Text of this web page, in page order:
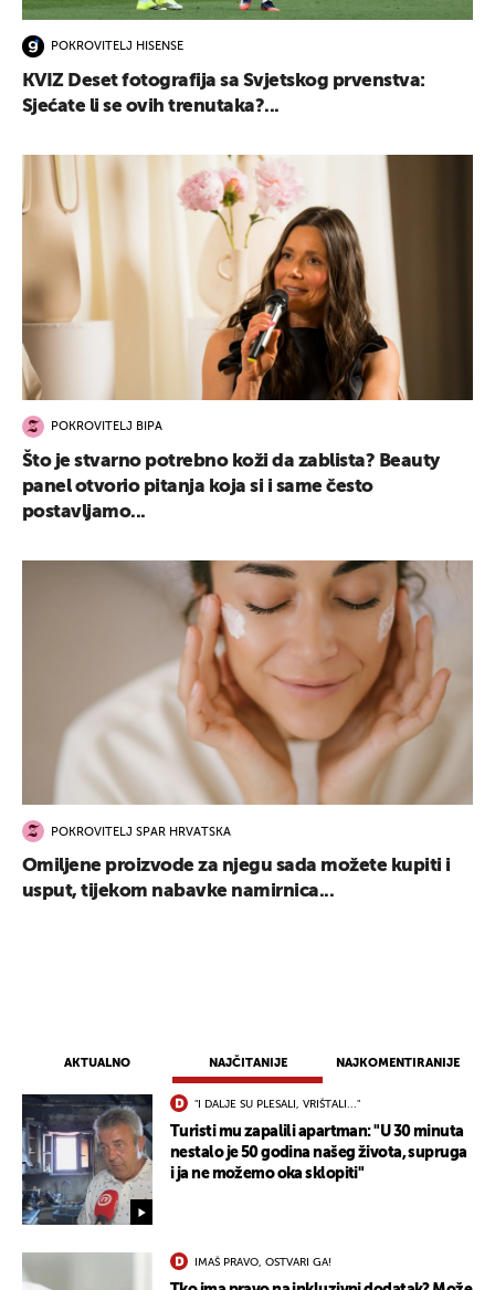
AKTUALNO NAJČITANIJE NAJKOMENTIRANIJE
"I DALJE SU PLESALI, VRIŠTALI..."
Turisti mu zapalili apartman: "U 30 minuta
nestalo je 50 godina našeg života, supruga
i ja ne možemo oka sklopiti"
IMAŠ PRAVO, OSTVARI GA!
POKROVITELJ HISENSE
KVIZ Deset fotografija sa Svjetskog prvenstva:
Sjećate li se ovih trenutaka?...
POKROVITELJ BIPA
Što je stvarno potrebno koži da zablista? Beauty
panel otvorio pitanja koja si i same često
postavljamo...
POKROVITELJ SPAR HRVATSKA
Omiljene proizvode za njegu sada možete kupiti i
usput, tijekom nabavke namirnica...